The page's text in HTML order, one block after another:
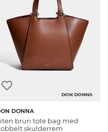
DON DONNA
DONNA
brun tote bag med
skulderrem